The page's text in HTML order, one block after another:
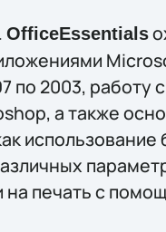
OfficeEssentials
по 2003, работу
а также
использование
печать с